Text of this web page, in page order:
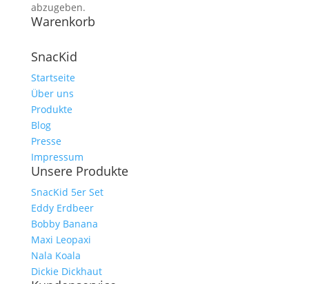
abzugeben.
Warenkorb
SnacKid
Startseite
Über uns
Produkte
Blog
Presse
Impressum
Unsere Produkte
SnacKid 5er Set
Eddy Erdbeer
Bobby Banana
Maxi Leopaxi
Nala Koala
Dickie Dickhaut